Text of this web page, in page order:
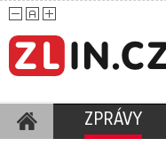
ZPRÁVY